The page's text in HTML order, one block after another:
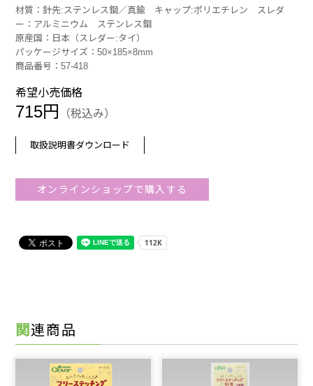
材質：針先:ステンレス鋼／真鍮 キャップ:ポリエチレン スレダ
ー：アルミニウム ステンレス鋼
原産国：日本（スレダー:タイ）
パッケージサイズ：50×185×8mm
商品番号：57-418
希望小売価格
715円 （税込み）
取扱説明書ダウンロード
オンラインショップで購入する
関連商品